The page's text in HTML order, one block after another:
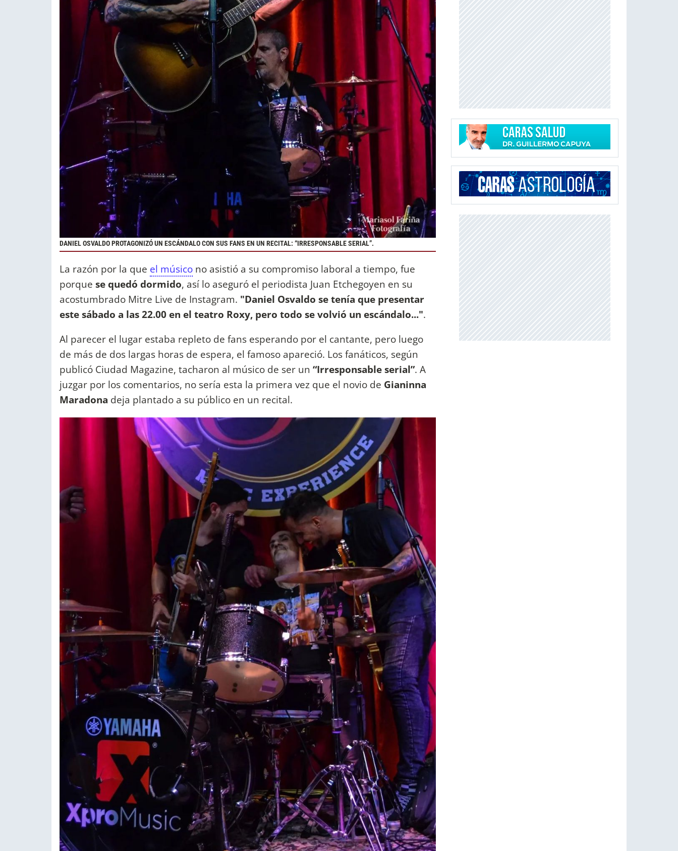
DANIEL OSVALDO PROTAGONIZÓ UN ESCÁNDALO CON SUS FANS EN UN RECITAL: “IRRESPONSABLE SERIAL”.
La razón por la que el músico no asistió a su compromiso laboral a tiempo, fue
porque se quedó dormido, así lo aseguró el periodista Juan Etchegoyen en su
acostumbrado Mitre Live de Instagram. "Daniel Osvaldo se tenía que presentar
este sábado a las 22.00 en el teatro Roxy, pero todo se volvió un escándalo...".
Al parecer el lugar estaba repleto de fans esperando por el cantante, pero luego
de más de dos largas horas de espera, el famoso apareció. Los fanáticos, según
publicó Ciudad Magazine, tacharon al músico de ser un “Irresponsable serial”. A
juzgar por los comentarios, no sería esta la primera vez que el novio de Gianinna
Maradona deja plantado a su público en un recital.